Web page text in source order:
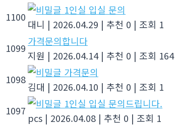
1100
1인실 입실 문의
대니 | 2026.04.29 | 추천 0 | 조회 1
1099
가격문의합니다
지원 | 2026.04.14 | 추천 0 | 조회 164
1098
가격문의
김대 | 2026.04.10 | 추천 0 | 조회 1
1097
1인실 입실 문의드립니다.
pcs | 2026.04.08 | 추천 0 | 조회 1